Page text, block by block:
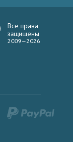
Все права
защищены
2009—2026